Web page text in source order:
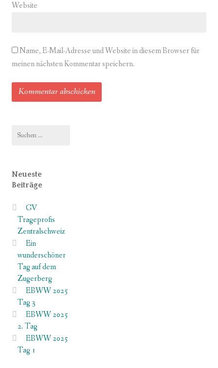
Website
Name, E-Mail-Adresse und Website in diesem Browser für
meinen nächsten Kommentar speichern.
Suchen
Neueste
Beiträge
GV
Trageprofis
Zentralschweiz
Ein
wunderschöner
Tag auf dem
Zugerberg
EBWW 2025
Tag 3
EBWW 2025
2. Tag
EBWW 2025
Tag 1